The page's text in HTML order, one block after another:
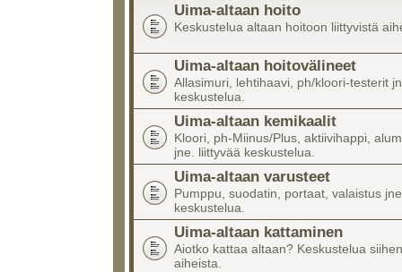
Uima-altaan hoito
Keskustelua altaan hoitoon liittyvistä
Uima-altaan hoitovälineet
Allasimuri, lehtihaavi, ph/kloori-testerit
keskustelua.
Uima-altaan kemikaalit
Kloori, ph-Miinus/Plus, aktiivihappi,
jne. liittyvää keskustelua.
Uima-altaan varusteet
Pumppu, suodatin, portaat, valaistus
keskustelua.
Uima-altaan kattaminen
Aiotko kattaa altaan? Keskustelua
aiheista.